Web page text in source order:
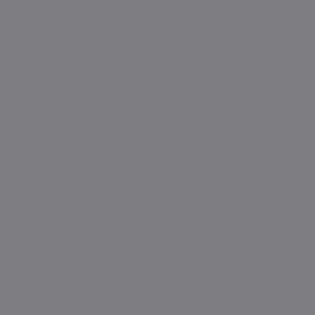
svíčky ELEGANT